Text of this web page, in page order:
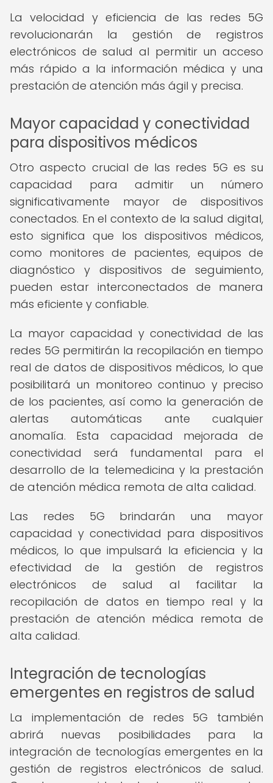
La velocidad y eficiencia de las redes 5G
revolucionarán la gestión de registros
electrónicos de salud al permitir un acceso
más rápido a la información médica y una
prestación de atención más ágil y precisa.
Mayor capacidad y conectividad
para dispositivos médicos
Otro aspecto crucial de las redes 5G es su
capacidad para admitir un número
significativamente mayor de dispositivos
conectados. En el contexto de la salud digital,
esto significa que los dispositivos médicos,
como monitores de pacientes, equipos de
diagnóstico y dispositivos de seguimiento,
pueden estar interconectados de manera
más eficiente y confiable.
La mayor capacidad y conectividad de las
redes 5G permitirán la recopilación en tiempo
real de datos de dispositivos médicos, lo que
posibilitará un monitoreo continuo y preciso
de los pacientes, así como la generación de
alertas automáticas ante cualquier
anomalía. Esta capacidad mejorada de
conectividad será fundamental para el
desarrollo de la telemedicina y la prestación
de atención médica remota de alta calidad.
Las redes 5G brindarán una mayor
capacidad y conectividad para dispositivos
médicos, lo que impulsará la eficiencia y la
efectividad de la gestión de registros
electrónicos de salud al facilitar la
recopilación de datos en tiempo real y la
prestación de atención médica remota de
alta calidad.
Integración de tecnologías
emergentes en registros de salud
La implementación de redes 5G también
abrirá nuevas posibilidades para la
integración de tecnologías emergentes en la
gestión de registros electrónicos de salud.